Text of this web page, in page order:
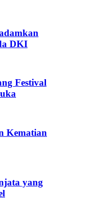
DKI
Festival
Kematian
yang